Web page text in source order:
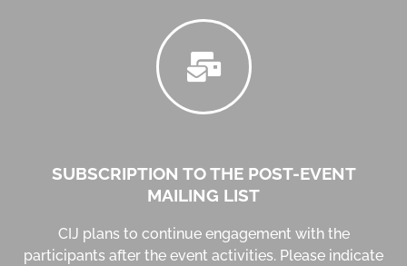
SUBSCRIPTION TO THE POST-EVENT
MAILING LIST
CIJ plans to continue engagement with the
participants after the event activities. Please indicate